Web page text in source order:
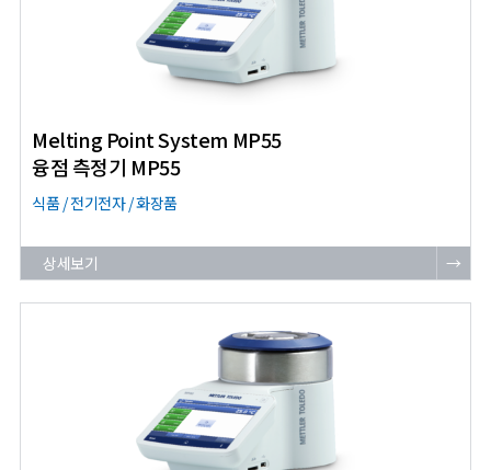
Melting Point System MP55
융점 측정기 MP55
식품 / 전기전자 / 화장품
상세보기 →